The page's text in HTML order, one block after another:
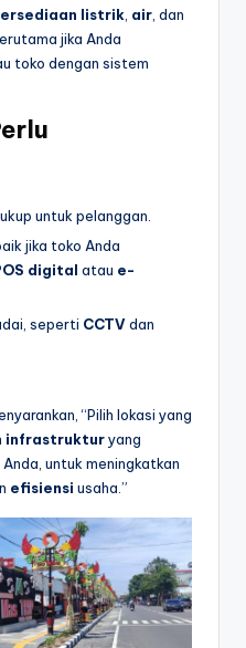
listrik air , dan
jika Anda
toko dengan sistem
untuk pelanggan.
jika toko Anda
digital atau e-
seperti CCTVdan
“Pilih lokasi yang
infrastrukturyang
untuk meningkatkan
efisiensi usaha.”